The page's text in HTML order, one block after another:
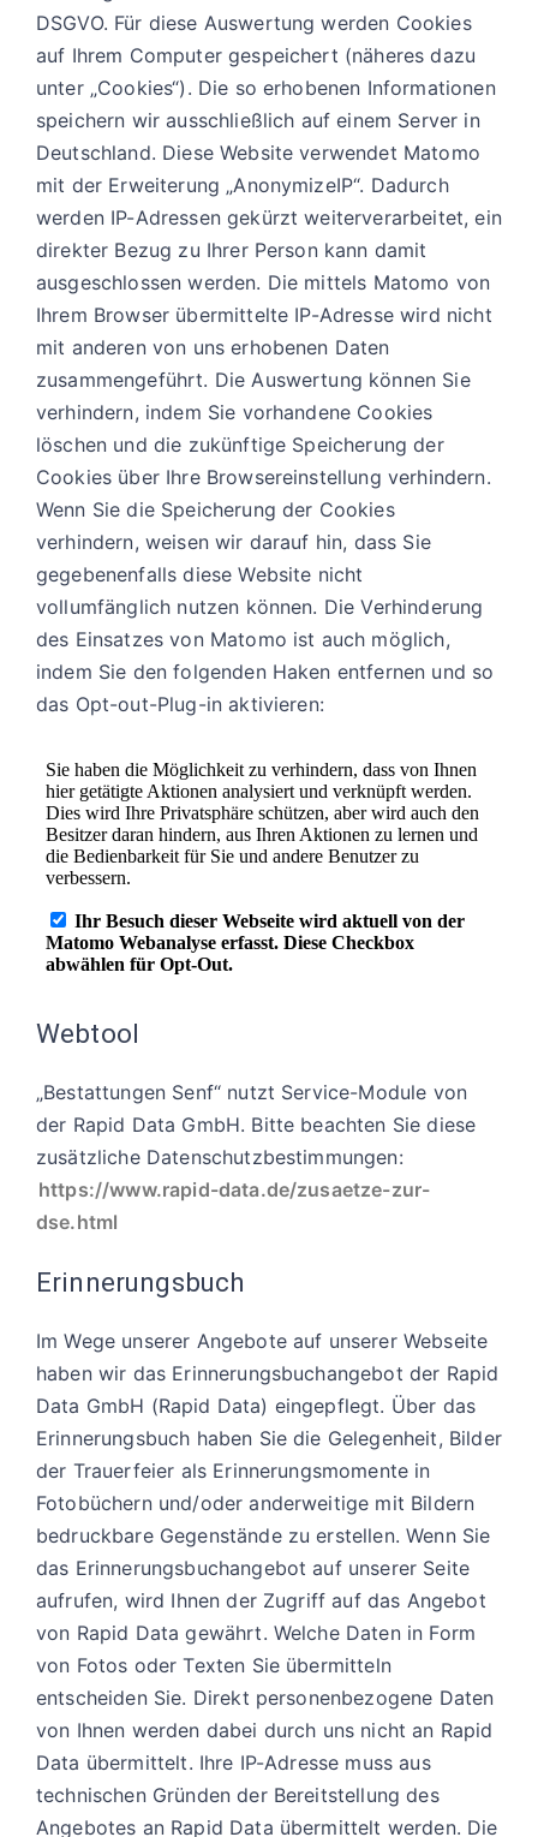
DSGVO. Für diese Auswertung werden Cookies
auf Ihrem Computer gespeichert (näheres dazu
unter „Cookies“). Die so erhobenen Informationen
speichern wir ausschließlich auf einem Server in
Deutschland. Diese Website verwendet Matomo
mit der Erweiterung „AnonymizeIP“. Dadurch
werden IP-Adressen gekürzt weiterverarbeitet, ein
direkter Bezug zu Ihrer Person kann damit
ausgeschlossen werden. Die mittels Matomo von
Ihrem Browser übermittelte IP-Adresse wird nicht
mit anderen von uns erhobenen Daten
zusammengeführt. Die Auswertung können Sie
verhindern, indem Sie vorhandene Cookies
löschen und die zukünftige Speicherung der
Cookies über Ihre Browsereinstellung verhindern.
Wenn Sie die Speicherung der Cookies
verhindern, weisen wir darauf hin, dass Sie
gegebenenfalls diese Website nicht
vollumfänglich nutzen können. Die Verhinderung
des Einsatzes von Matomo ist auch möglich,
indem Sie den folgenden Haken entfernen und so
das Opt-out-Plug-in aktivieren:
Webtool
„Bestattungen Senf“ nutzt Service-Module von
der Rapid Data GmbH. Bitte beachten Sie diese
zusätzliche Datenschutzbestimmungen:
https://www.rapid-data.de/zusaetze-zur-
dse.html
Erinnerungsbuch
Im Wege unserer Angebote auf unserer Webseite
haben wir das Erinnerungsbuchangebot der Rapid
Data GmbH (Rapid Data) eingepflegt. Über das
Erinnerungsbuch haben Sie die Gelegenheit, Bilder
der Trauerfeier als Erinnerungsmomente in
Fotobüchern und/oder anderweitige mit Bildern
bedruckbare Gegenstände zu erstellen. Wenn Sie
das Erinnerungsbuchangebot auf unserer Seite
aufrufen, wird Ihnen der Zugriff auf das Angebot
von Rapid Data gewährt. Welche Daten in Form
von Fotos oder Texten Sie übermitteln
entscheiden Sie. Direkt personenbezogene Daten
von Ihnen werden dabei durch uns nicht an Rapid
Data übermittelt. Ihre IP-Adresse muss aus
technischen Gründen der Bereitstellung des
Angebotes an Rapid Data übermittelt werden. Die